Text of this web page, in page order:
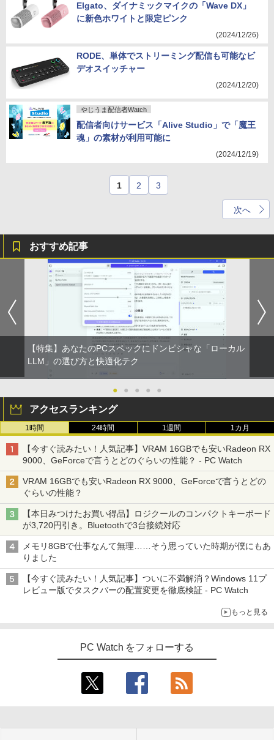
Elgato、ダイナミックマイクの「Wave DX」
に新色ホワイトと限定ピンク
(2024/12/26)
RODE、単体でストリーミング配信も可能なビ
デオスイッチャー
(2024/12/20)
やじうま配信者Watch
配信者向けサービス「Alive Studio」で「魔王
魂」の素材が利用可能に
(2024/12/19)
1 2 3
次へ
おすすめ記事
【特集】あなたのPCスペックにドンピシャな「ローカル
LLM」の選び方と快適化テク
● ● ● ● ●
アクセスランキング
1時間 24時間 1週間 1カ月
【今すぐ読みたい！人気記事】VRAM 16GBでも安いRadeon RX
9000、GeForceで言うとどのぐらいの性能？ - PC Watch
VRAM 16GBでも安いRadeon RX 9000、GeForceで言うとどの
ぐらいの性能？
【本日みつけたお買い得品】ロジクールのコンパクトキーボード
が3,720円引き。Bluetoothで3台接続対応
メモリ8GBで仕事なんて無理……そう思っていた時期が僕にもあ
りました
【今すぐ読みたい！人気記事】ついに不満解消？Windows 11プ
レビュー版でタスクバーの配置変更を徹底検証 - PC Watch
もっと見る
PC Watch をフォローする